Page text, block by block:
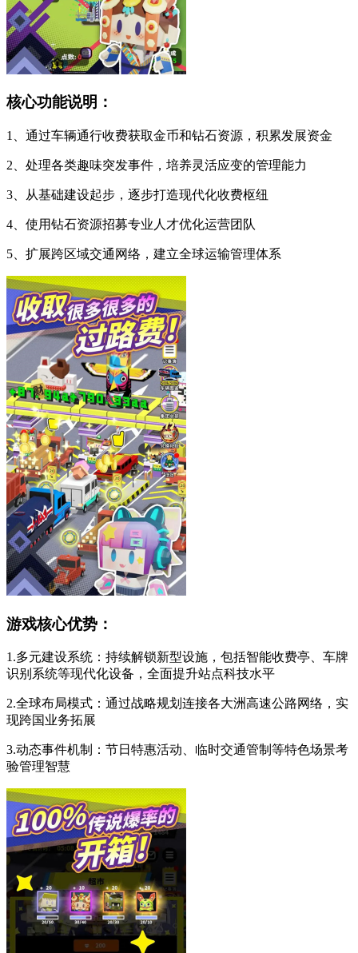
核心功能说明：
1、通过车辆通行收费获取金币和钻石资源，积累发展资金
2、处理各类趣味突发事件，培养灵活应变的管理能力
3、从基础建设起步，逐步打造现代化收费枢纽
4、使用钻石资源招募专业人才优化运营团队
5、扩展跨区域交通网络，建立全球运输管理体系
游戏核心优势：
1.多元建设系统：持续解锁新型设施，包括智能收费亭、车牌
识别系统等现代化设备，全面提升站点科技水平
2.全球布局模式：通过战略规划连接各大洲高速公路网络，实
现跨国业务拓展
3.动态事件机制：节日特惠活动、临时交通管制等特色场景考
验管理智慧